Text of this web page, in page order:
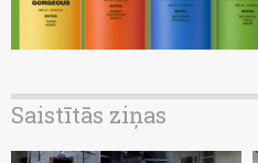
Saistītās ziņas